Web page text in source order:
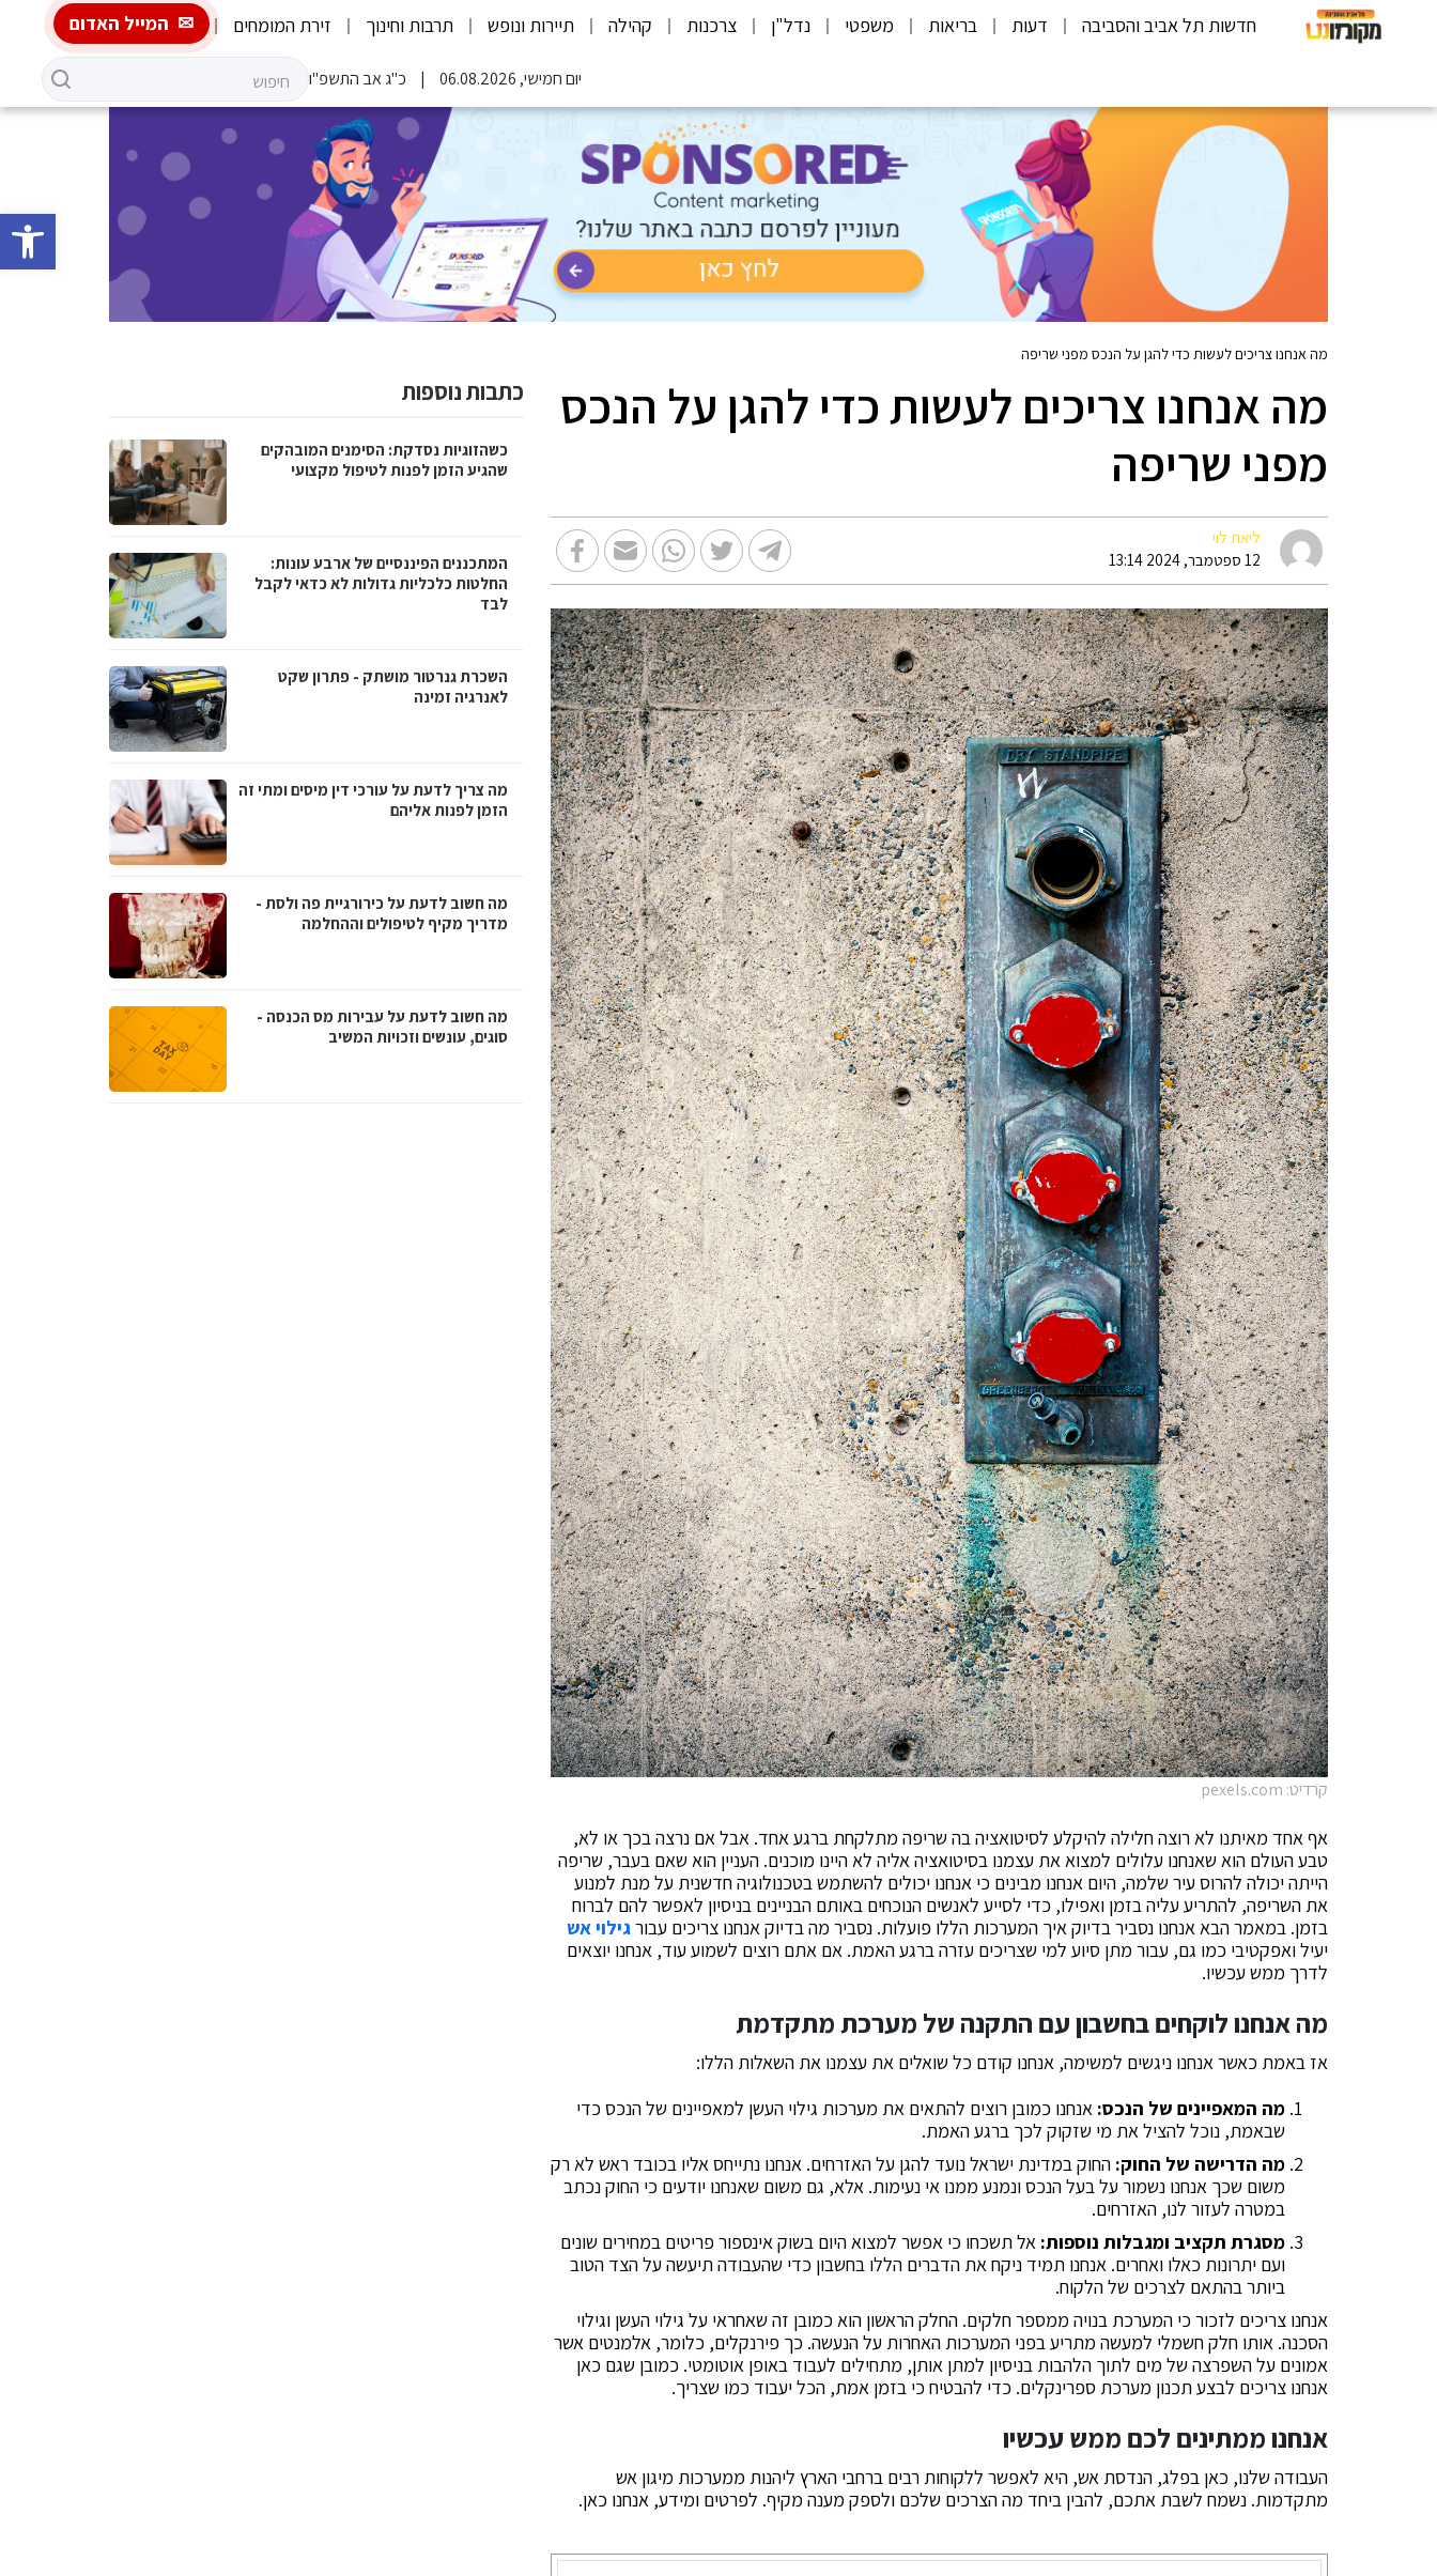
פתח
חדשות תל אביב והסביבה דעות בריאות משפטי נדל"ן צרכנות קהילה תיירות ונופש תרבות וחינוך זירת המומחים המייל האדום
יום חמישי, 06.08.2026 כ"ג אב התשפ"ו
מה אנחנו צריכים לעשות כדי להגן על הנכס מפני שריפה
מה אנחנו צריכים לעשות כדי להגן על הנכס
מפני שריפה
ליאת לוי
12 ספטמבר, 2024 13:14
קרדיט: pexels.com
אף אחד מאיתנו לא רוצה חלילה להיקלע לסיטואציה בה שריפה מתלקחת ברגע אחד. אבל אם נרצה בכך או לא,
טבע העולם הוא שאנחנו עלולים למצוא את עצמנו בסיטואציה אליה לא היינו מוכנים. העניין הוא שאם בעבר, שריפה
הייתה יכולה להרוס עיר שלמה, היום אנחנו מבינים כי אנחנו יכולים להשתמש בטכנולוגיה חדשנית על מנת למנוע
את השריפה, להתריע עליה בזמן ואפילו, כדי לסייע לאנשים הנוכחים באותם הבניינים בניסיון לאפשר להם לברוח
בזמן. במאמר הבא אנחנו נסביר בדיוק איך המערכות הללו פועלות. נסביר מה בדיוק אנחנו צריכים עבורגילוי אש
יעיל ואפקטיבי כמו גם, עבור מתן סיוע למי שצריכים עזרה ברגע האמת. אם אתם רוצים לשמוע עוד, אנחנו יוצאים
לדרך ממש עכשיו.
מה אנחנו לוקחים בחשבון עם התקנה של מערכת מתקדמת
אז באמת כאשר אנחנו ניגשים למשימה, אנחנו קודם כל שואלים את עצמנו את השאלות הללו:
מה המאפיינים של הנכס: אנחנו כמובן רוצים להתאים את מערכות גילוי העשן למאפיינים של הנכס כדי
שבאמת, נוכל להציל את מי שזקוק לכך ברגע האמת.
מה הדרישה של החוק: החוק במדינת ישראל נועד להגן על האזרחים. אנחנו נתייחס אליו בכובד ראש לא רק
משום שכך אנחנו נשמור על בעל הנכס ונמנע ממנו אי נעימות. אלא, גם משום שאנחנו יודעים כי החוק נכתב
במטרה לעזור לנו, האזרחים.
מסגרת תקציב ומגבלות נוספות: אל תשכחו כי אפשר למצוא היום בשוק אינספור פריטים במחירים שונים
ועם יתרונות כאלו ואחרים. אנחנו תמיד ניקח את הדברים הללו בחשבון כדי שהעבודה תיעשה על הצד הטוב
ביותר בהתאם לצרכים של הלקוח.
אנחנו צריכים לזכור כי המערכת בנויה ממספר חלקים. החלק הראשון הוא כמובן זה שאחראי על גילוי העשן וגילוי
הסכנה. אותו חלק חשמלי למעשה מתריע בפני המערכות האחרות על הנעשה. כך פירנקלים, כלומר, אלמנטים אשר
אמונים על השפרצה של מים לתוך הלהבות בניסיון למתן אותן, מתחילים לעבוד באופן אוטומטי. כמובן שגם כאן
אנחנו צריכים לבצע תכנון מערכת ספרינקלים. כדי להבטיח כי בזמן אמת, הכל יעבוד כמו שצריך.
אנחנו ממתינים לכם ממש עכשיו
העבודה שלנו, כאן בפלג, הנדסת אש, היא לאפשר ללקוחות רבים ברחבי הארץ ליהנות ממערכות מיגון אש
מתקדמות. נשמח לשבת אתכם, להבין ביחד מה הצרכים שלכם ולספק מענה מקיף. לפרטים ומידע, אנחנו כאן.
כתבות נוספות
כשהזוגיות נסדקת: הסימנים המובהקים
שהגיע הזמן לפנות לטיפול מקצועי
המתכננים הפיננסיים של ארבע עונות:
החלטות כלכליות גדולות לא כדאי לקבל
לבד
השכרת גנרטור מושתק - פתרון שקט
לאנרגיה זמינה
מה צריך לדעת על עורכי דין מיסים ומתי זה
הזמן לפנות אליהם
מה חשוב לדעת על כירורגיית פה ולסת -
מדריך מקיף לטיפולים וההחלמה
מה חשוב לדעת על עבירות מס הכנסה -
סוגים, עונשים וזכויות המשיב